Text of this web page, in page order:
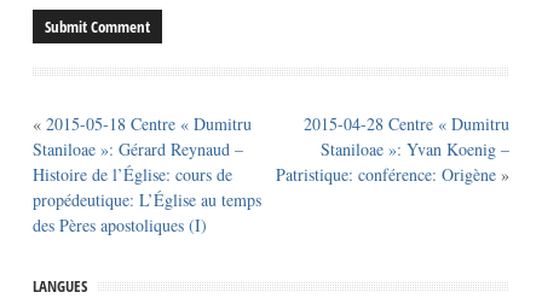
« 2015-05-18 Centre « Dumitru
Staniloae »: Gérard Reynaud –
Histoire de l’Église: cours de
propédeutique: L’Église au temps
des Pères apostoliques (I)
2015-04-28 Centre « Dumitru
Staniloae »: Yvan Koenig –
Patristique: conférence: Origène »
LANGUES